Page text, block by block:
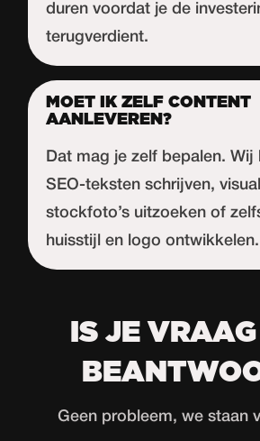
duren voordat je de
terugverdient.
MOET IK ZELF CONTENT
AANLEVEREN?
Dat mag je zelf bepalen. Wij
SEO-teksten schrijven,
stockfoto’s uitzoeken of
huisstijl en logo ontwikkelen.
IS JE
Geen probleem, we staan